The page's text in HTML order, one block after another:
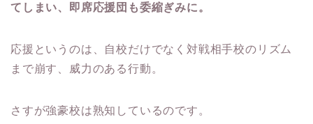
てしまい、即席応援団も委縮ぎみに。
応援というのは、自校だけでなく対戦相手校のリズム
まで崩す、威力のある行動。
さすが強豪校は熟知しているのです。